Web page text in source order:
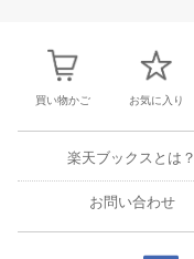
買い物かご お気に入り
楽天ブックスとは？
お問い合わせ